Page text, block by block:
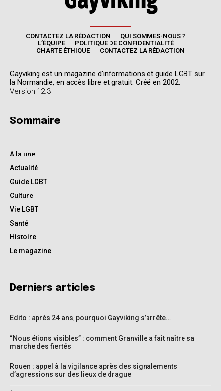
CONTACTEZ LA RÉDACTION
QUI SOMMES-NOUS ?
L’ÉQUIPE
POLITIQUE DE CONFIDENTIALITÉ
CHARTE ÉTHIQUE
CONTACTEZ LA RÉDACTION
Gayviking est un magazine d'informations et guide LGBT sur
la Normandie, en accès libre et gratuit. Créé en 2002.
Version 12.3
Sommaire
A la une
Actualité
Guide LGBT
Culture
Vie LGBT
Santé
Histoire
Le magazine
Derniers articles
Edito : après 24 ans, pourquoi Gayviking s’arrête…
“Nous étions visibles” : comment Granville a fait naître sa
marche des fiertés
Rouen : appel à la vigilance après des signalements
d’agressions sur des lieux de drague